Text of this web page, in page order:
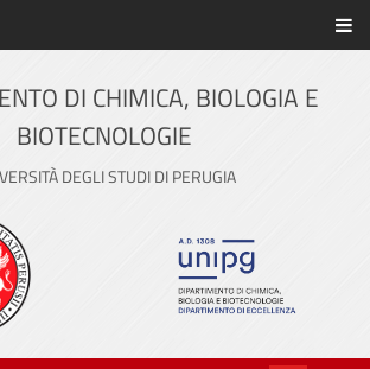
servizi web di Ateneo
DI CHIMICA, BIOLOGIA E
BIOTECNOLOGIE
DEGLI STUDI DI PERUGIA